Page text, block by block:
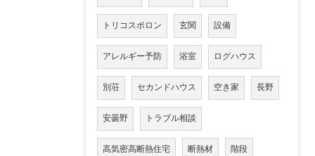
トリコスポロン 玄関 設備
アレルギー予防 浴室 ログハウス
別荘 セカンドハウス 空き家 長野
安曇野 トラブル相談
高気密高断熱住宅 断熱材 階段